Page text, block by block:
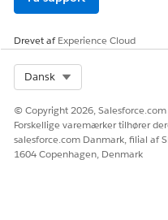
Giv os besked,
Drevet afExperience Cloud
Dansk
© Copyright 2026,
Forskellige varemærker tilhører
salesforce.com Danmark, filial af
1604 Copenhagen, Denmark